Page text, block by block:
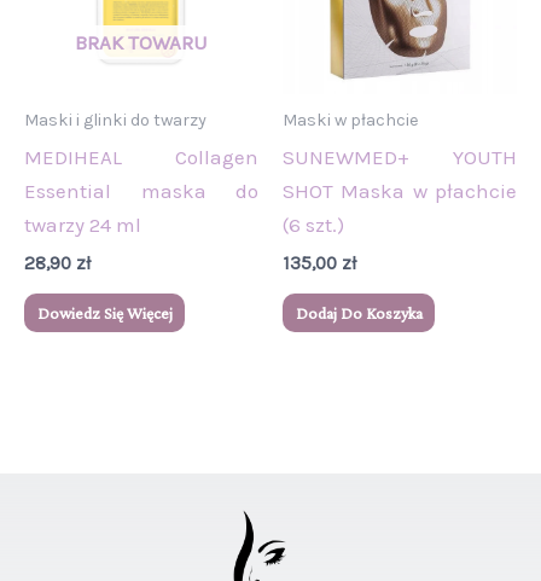
Maski i glinki do twarzy
MEDIHEAL Collagen
Essential maska do
twarzy 24 ml
28,90 zł
Dowiedz Się Więcej
Maski w płachcie
SUNEWMED+ YOUTH
SHOT Maska w płachcie
(6 szt.)
135,00 zł
Dodaj Do Koszyka